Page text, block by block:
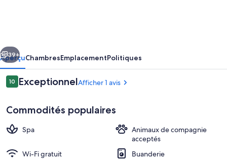
Suites
Pridenativo
Rapa
Suivant
39+
AperçuChambresEmplacementPolitiques
Avis
1010 sur 10 –
ExceptionnelAfficher 1 avis
Commodités populaires
Spa
Animaux de compagnie
acceptés
Wi-Fi gratuit
Buanderie